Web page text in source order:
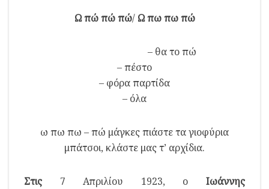
Ω πώ πώ πώ/ Ω πω πω πώ
– θα το πώ
– πέστο
– φόρα παρτίδα
– όλα
ω πω πω – πώ μάγκες πιάστε τα γιοφύρια
μπάτσοι, κλάστε μας τ’ αρχίδια.
Στις 7 Απριλίου 1923, οΙωάννης